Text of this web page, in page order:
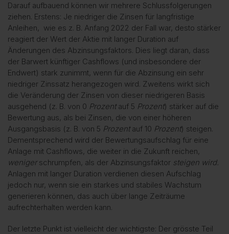
Darauf aufbauend können wir mehrere Schlussfolgerungen
ziehen. Erstens: Je niedriger die Zinsen für langfristige
Anleihen, wie es z. B. Anfang 2022 der Fall war, desto stärker
reagiert der Wert der Aktie mit langer Duration auf
Änderungen des Abzinsungsfaktors. Dies liegt daran, dass
der Barwert künftiger Cashflows (und insbesondere der
Endwert) stark zunimmt, wenn für die Abzinsung ein sehr
niedriger Zinssatz herangezogen wird. Zweitens wirkt sich
die Veränderung der Zinsen von dieser niedrigeren Basis
ausgehend (z. B. von 0 Prozentauf 5 Prozent) stärker auf die
Bewertung aus, als bei Zinsen, die von einer höheren
Ausgangsbasis (z. B. von 5 Prozentauf 10 Prozent) steigen.
Dementsprechend wird der Bewertungsaufschlag für eine
Anlage mit Cashflows, die weiter in die Zukunft reichen,
wenigerschrumpfen, als der Abzinsungsfaktor steigen wird.
Anlagen mit langer Duration verdienen diesen Aufschlag
jedoch nur, wenn sie ein starkes und stabiles Wachstum
generieren können, das auch über lange Zeiträume
aufrechterhalten werden kann.
Der letzte Punkt ist vielleicht der wichtigste: Der grösste Teil